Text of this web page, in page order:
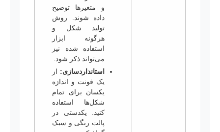
و متغیرها توضیح
داده شوند. روش
تولید شکل و
هرگونه ابزار
استفاده شده نیز
می‌تواند ذکر شود.
استانداردسازی: از
یک فونت و اندازه
یکسان برای تمام
شکل‌ها استفاده
کنید. یکدستی در
پالت رنگی و سبک